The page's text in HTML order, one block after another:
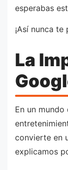
esperabas
¡Así nunca te
La
En un
convierte en
explicamos